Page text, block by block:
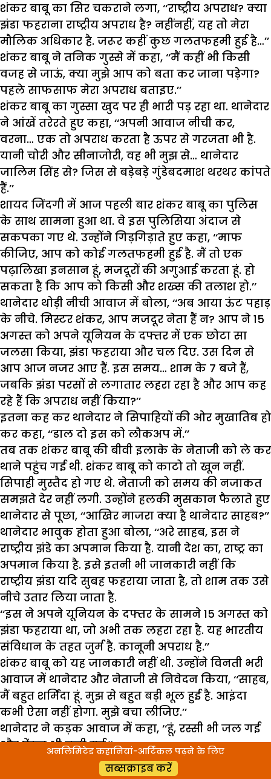
शंकर बाबू का सिर चकराने लगा, ‘‘राष्ट्रीय अपराध? क्या
झंडा फहराना राष्ट्रीय अपराध है? नहींनहीं, यह तो मेरा
मौलिक अधिकार है. जरूर कहीं कुछ गलतफहमी हुई है…’’
शंकर बाबू ने तनिक गुस्से में कहा, ‘‘मैं कहीं भी किसी
वजह से जाऊं, क्या मुझे आप को बता कर जाना पड़ेगा?
पहले साफसाफ मेरा अपराध बताइए.’’
शंकर बाबू का गुस्सा खुद पर ही भारी पड़ रहा था. थानेदार
ने आंखें तरेरते हुए कहा, ‘‘अपनी आवाज नीची कर,
वरना… एक तो अपराध करता है ऊपर से गरजता भी है.
यानी चोरी और सीनाजोरी, वह भी मुझ से… थानेदार
जालिम सिंह से? जिस से बड़ेबड़े गुंडेबदमाश थरथर कांपते
हैं.’’
शायद जिंदगी में आज पहली बार शंकर बाबू का पुलिस
के साथ सामना हुआ था. वे इस पुलिसिया अंदाज से
सकपका गए थे. उन्होंने गिड़गिड़ाते हुए कहा, ‘‘माफ
कीजिए, आप को कोई गलतफहमी हुई है. मैं तो एक
पढ़ालिखा इनसान हूं, मजदूरों की अगुआई करता हूं. हो
सकता है कि आप को किसी और शख्स की तलाश हो.’’
थानेदार थोड़ी नीची आवाज में बोला, ‘‘अब आया ऊंट पहाड़
के नीचे. मिस्टर शंकर, आप मजदूर नेता हैं न? आप ने 15
अगस्त को अपने यूनियन के दफ्तर में एक छोटा सा
जलसा किया, झंडा फहराया और चल दिए. उस दिन से
आप आज नजर आए हैं. इस समय… शाम के 7 बजे हैं,
जबकि झंडा परसों से लगातार लहरा रहा है और आप कह
रहे हैं कि अपराध नहीं किया?’’
इतना कह कर थानेदार ने सिपाहियों की ओर मुखातिब हो
कर कहा, ‘‘डाल दो इस को लौकअप में.’’
तब तक शंकर बाबू की बीवी इलाके के नेताजी को ले कर
थाने पहुंच गई थी. शंकर बाबू को काटो तो खून नहीं.
सिपाही मुस्तैद हो गए थे. नेताजी को समय की नजाकत
समझते देर नहीं लगी. उन्होंने हलकी मुसकान फैलाते हुए
थानेदार से पूछा, ‘‘आखिर माजरा क्या है थानेदार साहब?’’
थानेदार भावुक होता हुआ बोला, ‘‘अरे साहब, इस ने
राष्ट्रीय झंडे का अपमान किया है. यानी देश का, राष्ट्र का
अपमान किया है. इसे इतनी भी जानकारी नहीं कि
राष्ट्रीय झंडा यदि सुबह फहराया जाता है, तो शाम तक उसे
नीचे उतार लिया जाता है.
‘‘इस ने अपने यूनियन के दफ्तर के सामने 15 अगस्त को
झंडा फहराया था, जो अभी तक लहरा रहा है. यह भारतीय
संविधान के तहत जुर्म है. कानूनी अपराध है.’’
शंकर बाबू को यह जानकारी नहीं थी. उन्होंने विनती भरी
आवाज में थानेदार और नेताजी से निवेदन किया, ‘‘साहब,
मैं बहुत शर्मिंदा हूं. मुझ से बहुत बड़ी भूल हुई है. आइंदा
कभी ऐसा नहीं होगा. मुझे बचा लीजिए.’’
थानेदार ने कड़क आवाज में कहा, ‘‘हूं, रस्सी भी जल गई
और ऐंठन भी चली गई.’’
नेताजी ने हालात को संभालते हुए कहा, ‘‘कानून तो अंधा
अनलिमिटेड कहानियां-आर्टिकल पढ़ने के लिए
सब्सक्राइब करें